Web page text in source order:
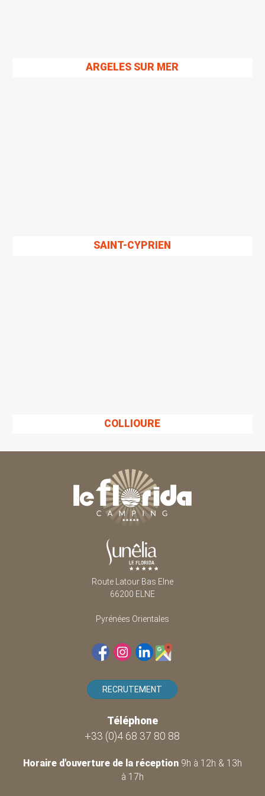
ARGELES SUR MER
SAINT-CYPRIEN
COLLIOURE
Route Latour Bas Elne
66200 ELNE
Pyrénées Orientales
RECRUTEMENT
Téléphone
+33 (0)4 68 37 80 88
Horaire d'ouverture de la réception 9h à 12h & 13h
à 17h